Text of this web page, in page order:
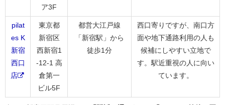
ア3F
pilat
es K
新宿
西口
店
東京都
新宿区
西新宿1
-12-1 高
倉第一
ビル5F
都営大江戸線
「新宿駅」から
徒歩1分
西口寄りですが、南口方
面や地下通路利用の人も
候補にしやすい立地で
す。駅近重視の人に向い
ています。